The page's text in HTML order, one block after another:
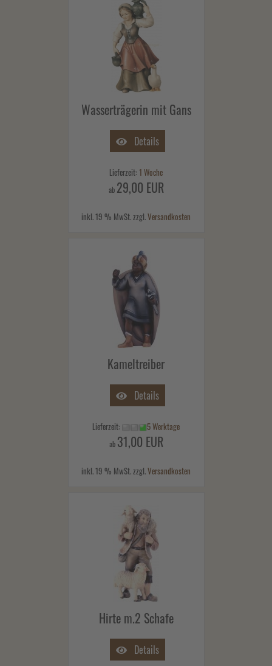
Wasserträgerin mit Gans
Details
Lieferzeit: 1 Woche
ab 29,00 EUR
inkl. 19 % MwSt. zzgl.Versandkosten
Kameltreiber
Details
Lieferzeit: 5 Werktage
ab 31,00 EUR
inkl. 19 % MwSt. zzgl.Versandkosten
Hirte m.2 Schafe
Details